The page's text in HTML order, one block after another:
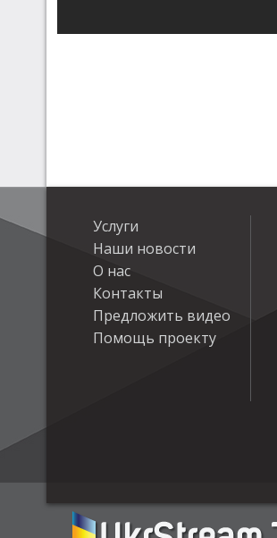
Услуги
Наши новости
О нас
Контакты
Предложить видео
Помощь проекту